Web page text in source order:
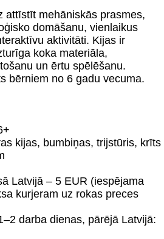
attīstīt mehāniskās prasmes,
domāšanu, vienlaikus
aktivitāti. Kijas ir
koka materiāla,
un ērtu spēlēšanu.
bērniem no 6 gadu vecuma.
kijas, bumbiņas, trijstūris, krīts
Latvijā – 5 EUR (iespējama
kurjeram uz rokas preces
darba dienas, pārējā Latvijā: